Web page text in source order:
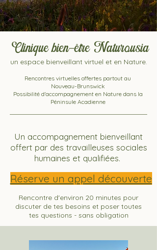
Clinique bien-être Naturousia
un espace bienveillant virtuel et en Nature.
Rencontres virtuelles offertes partout au
Nouveau-Brunswick
Possibilité d'accompagnement en Nature dans la
Péninsule Acadienne
Un accompagnement bienveillant
offert par des travailleuses sociales
humaines et qualifiées.
Réserve un appel découverte
Rencontre d'environ 20 minutes pour
discuter de tes besoins et poser toutes
tes questions - sans obligation